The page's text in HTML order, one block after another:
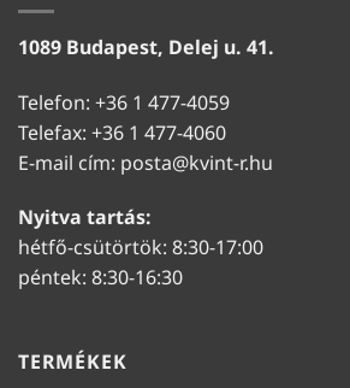
1089 Budapest, Delej u. 41.
Telefon: +36 1 477-4059
Telefax: +36 1 477-4060
E-mail cím: posta@kvint-r.hu
Nyitva tartás:
hétfő-csütörtök: 8:30-17:00
péntek: 8:30-16:30
TERMÉKEK